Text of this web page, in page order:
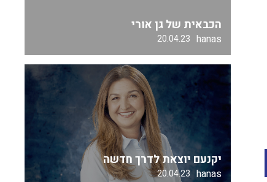
הכבאית של גן אורי
hanas
20.04.23
יקנעם יוצאת לדרך חדשה
hanas
20.04.23